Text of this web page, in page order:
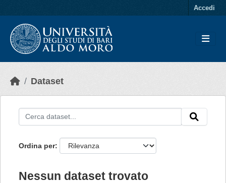
Accedi
Dataset
Ordina per
Nessun dataset trovato